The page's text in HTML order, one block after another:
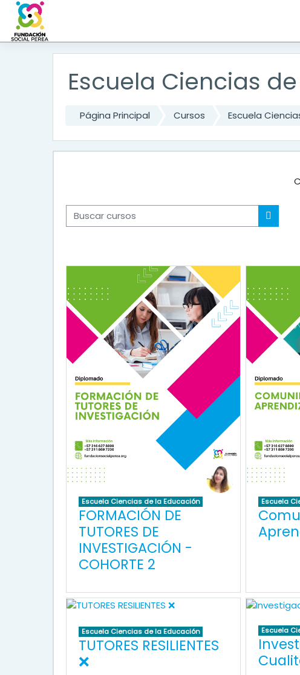
Salta al contenido principal
Escuela Ciencias
Página Principal Cursos Escuela
Buscar cursos
Buscar
Escuela Ciencias de la Educación
FORMACIÓN DE
TUTORES DE
INVESTIGACIÓN -
COHORTE 2
Escuela
Escuela Ciencias de la Educación
TUTORES RESILIENTES
❌
Escuela